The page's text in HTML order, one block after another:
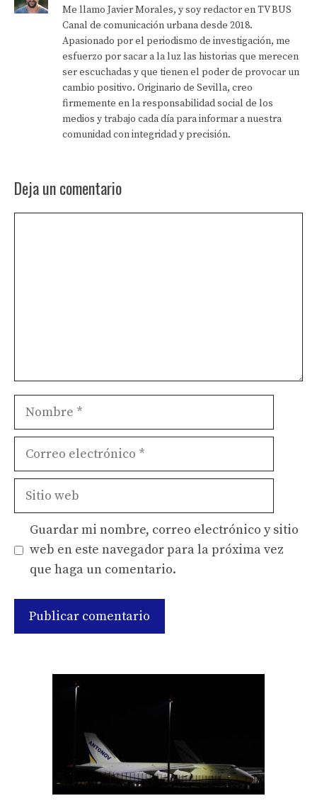
Me llamo Javier Morales, y soy redactor en TV BUS
Canal de comunicación urbana desde 2018.
Apasionado por el periodismo de investigación, me
esfuerzo por sacar a la luz las historias que merecen
ser escuchadas y que tienen el poder de provocar un
cambio positivo. Originario de Sevilla, creo
firmemente en la responsabilidad social de los
medios y trabajo cada día para informar a nuestra
comunidad con integridad y precisión.
Deja un comentario
Nombre
Correo
Sitio
Guardar mi nombre, correo electrónico y sitio
web en este navegador para la próxima vez
que haga un comentario.